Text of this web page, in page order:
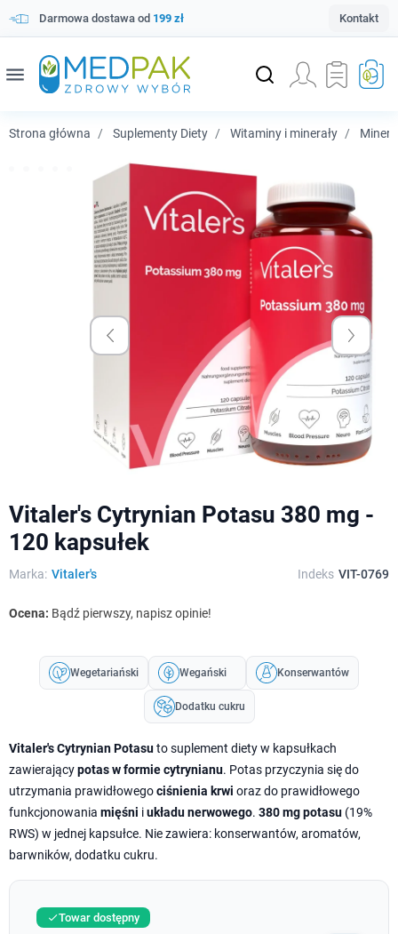
Darmowa dostawa od 199 zł Kontakt
menu
Strona główna Suplementy Diety Witaminy i minerały
Vitaler's Cytrynian Potasu 380 mg -
120 kapsułek
Marka: Vitaler's Indeks VIT-0769
Ocena: Bądź pierwszy, napisz opinie!
Wegetariański Wegański Konserwantów
Dodatku cukru
Vitaler's Cytrynian Potasuto suplement diety w kapsułkach
zawierającypotas w formie cytrynianu. Potas przyczynia się do
utrzymania prawidłowegociśnienia krwi oraz do prawidłowego
funkcjonowania mięśni iukładu nerwowego. 380 mg potasu (19%
RWS) w jednej kapsułce. Nie zawiera: konserwantów, aromatów,
barwników, dodatku cukru.
Towar dostępny